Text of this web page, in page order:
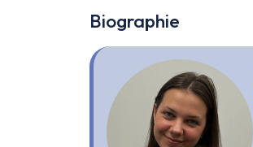
Biographie